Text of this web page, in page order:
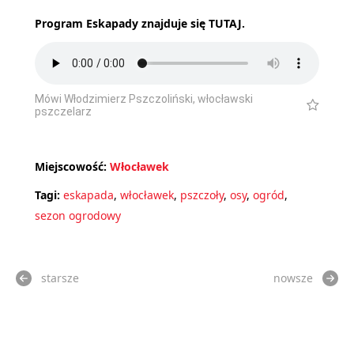
Program Eskapady znajduje się TUTAJ.
Mówi Włodzimierz Pszczoliński, włocławski
pszczelarz
Miejscowość: Włocławek
Tagi: eskapada, włocławek, pszczoły, osy, ogród,
sezon ogrodowy
starsze nowsze